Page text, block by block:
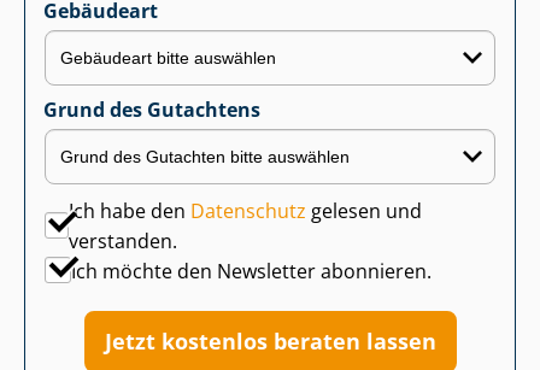
Gebäudeart
Grund des Gutachtens
Ich habe den Datenschutz gelesen und
verstanden.
Ich möchte den Newsletter abonnieren.
Jetzt kostenlos beraten lassen